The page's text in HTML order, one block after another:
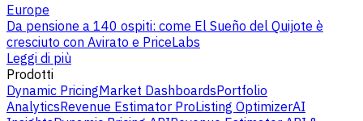
Europe
Da pensione a 140 ospiti: come El Sueño del Quijote è
cresciuto con Avirato e PriceLabs
Leggi di più
Prodotti
Dynamic PricingMarket DashboardsPortfolio
AnalyticsRevenue Estimator ProListing OptimizerAI